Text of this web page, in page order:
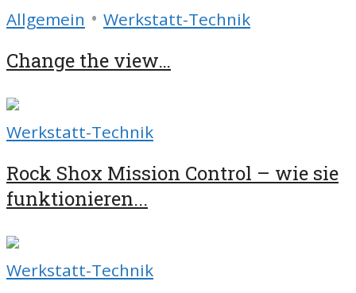
Allgemein • Werkstatt-Technik
Change the view…
Werkstatt-Technik
Rock Shox Mission Control – wie sie
funktionieren...
Werkstatt-Technik